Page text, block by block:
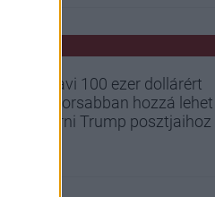
Havi 100 ezer dollárért
gyorsabban hozzá lehet
férni Trump posztjaihoz